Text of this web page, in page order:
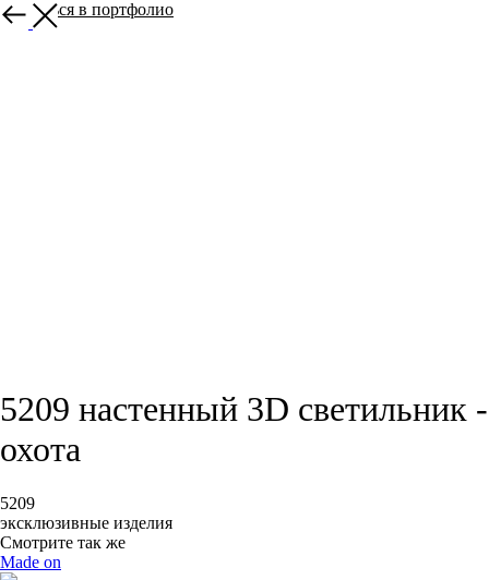
вернуться в портфолио
5209 настенный 3D светильник -
охота
5209
эксклюзивные изделия
Смотрите так же
Made on